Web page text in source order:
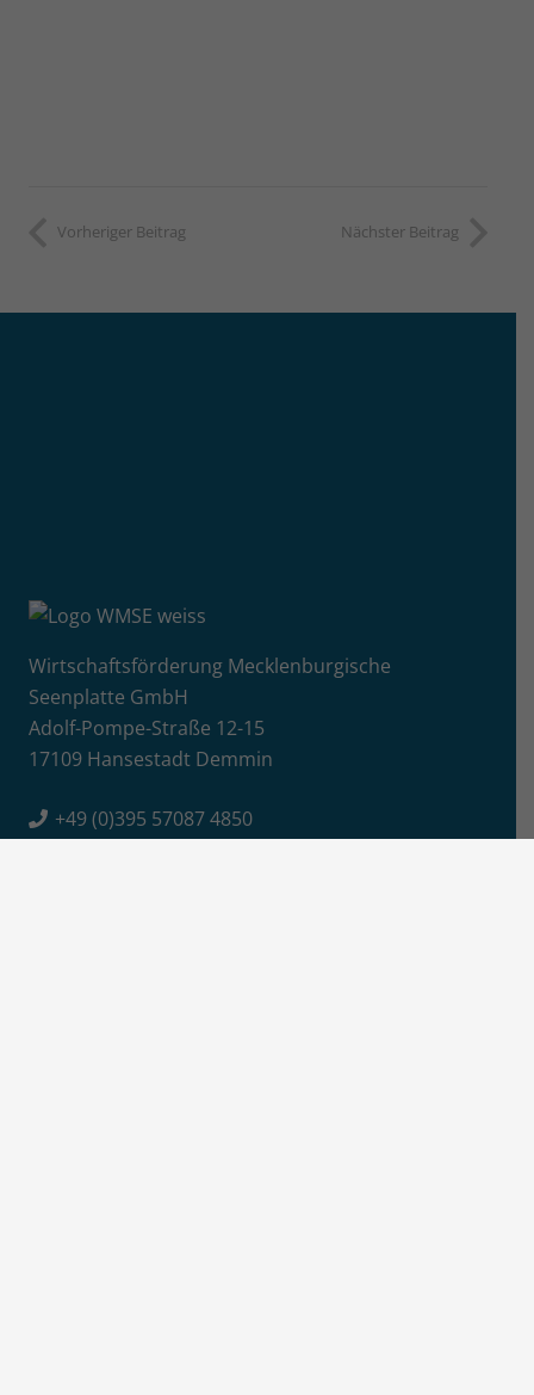
Vorheriger Beitrag Nächster Beitrag
Wirtschaftsförderung Mecklenburgische
Seenplatte GmbH
Adolf-Pompe-Straße 12-15
17109 Hansestadt Demmin
+49 (0)395 57087 4850